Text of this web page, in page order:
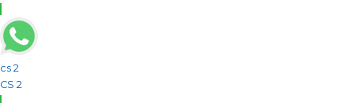
cs 2
CS 2